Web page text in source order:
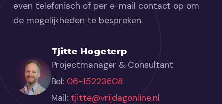
even telefonisch of per e-mail contact op om
de mogelijkheden te bespreken.
Tjitte Hogeterp
Projectmanager & Consultant
Bel: 06-15223608
Mail: tjitte@vrijdagonline.nl